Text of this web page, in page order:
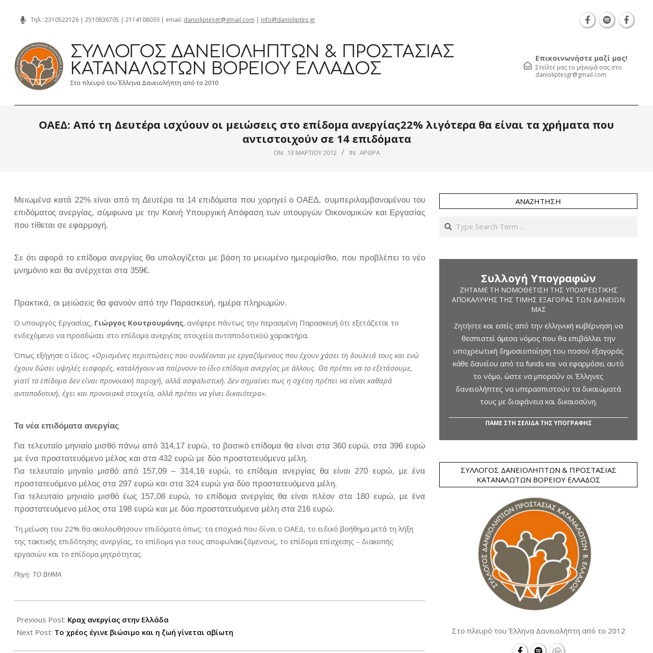
content
Τηλ.: 2310522126 | 2510836705 | 2114108039 | email: danioliptesgr@gmail.com | info@danioliptes.gr
ΣΎΛΛΟΓΟΣ ΔΑΝΕΙΟΛΗΠΤΏΝ & ΠΡΟΣΤΑΣΊΑΣ
ΚΑΤΑΝΑΛΩΤΏΝ ΒΟΡΕΊΟΥ ΕΛΛΆΔΟΣ
Στο πλευρό του Έλληνα Δανειολήπτη από το 2010
Επικοινωνήστε μαζί μας!
Στείλτε μας το μήνυμά σας στο
danioliptesgr@gmail.com
ΟΑΕΔ: Από τη Δευτέρα ισχύουν οι μειώσεις στο επίδομα ανεργίας22% λιγότερα θα είναι τα χρήματα που
αντιστοιχούν σε 14 επιδόματα
ON: 13 ΜΑΡΤΊΟΥ 2012 IN: ΆΡΘΡΑ
Μειωμένα κατά 22% είναι από τη Δευτέρα τα 14 επιδόματα που χορηγεί ο ΟΑΕΔ, συμπεριλαμβανομένου του
επιδόματος ανεργίας, σύμφωνα με την Κοινή Υπουργική Απόφαση των υπουργών Οικονομικών και Εργασίας
που τίθεται σε εφαρμογή.
Σε ότι αφορά το επίδομα ανεργίας θα υπολογίζεται με βάση το μειωμένο ημερομίσθιο, που προβλέπει το νέο
μνημόνιο και θα ανέρχεται στα 359€.
Πρακτικά, οι μειώσεις θα φανούν από την Παρασκευή, ημέρα πληρωμών.
Ο υπουργός Εργασίας, Γιώργος Κουτρουμάνης, ανέφερε πάντως την περασμένη Παρασκευή ότι εξετάζεται το
ενδεχόμενο να προσδώσει στο επίδομα ανεργίας στοιχεία ανταποδοτικού χαρακτήρα.
Όπως εξήγησε ο ίδιος: «Ορισμένες περιπτώσεις που συνδέονται με εργαζόμενους που έχουν χάσει τη δουλειά τους και ενώ
έχουν δώσει υψηλές εισφορές, καταλήγουν να παίρνουν το ίδιο επίδομα ανεργίας με άλλους. Θα πρέπει να το εξετάσουμε,
γιατί το επίδομα δεν είναι προνοιακή παροχή, αλλά ασφαλιστική. Δεν σημαίνει πως η σχέση πρέπει να είναι καθαρά
ανταποδοτική, έχει και προνοιακά στοιχεία, αλλά πρέπει να γίνει δικαιότερα».
Τα νέα επιδόματα ανεργίας
Για τελευταίο μηνιαίο μισθό πάνω από 314,17 ευρώ, το βασικό επίδομα θα είναι στα 360 ευρώ, στα 396 ευρώ
με ένα προστατευόμενο μέλος και στα 432 ευρώ με δύο προστατευόμενα μέλη.
Για τελευταίο μηναίο μισθό από 157,09 – 314,16 ευρώ, το επίδομα ανεργίας θα είναι 270 ευρώ, με ένα
προστατευόμενο μέλος στα 297 ευρώ και στα 324 ευρώ για δύο προστατευόμενα μέλη.
Για τελευταίο μηνιαίο μισθό έως 157,08 ευρώ, το επίδομα ανεργίας θα είναι πλέον στα 180 ευρώ, με ένα
προστατευόμενο μέλος στα 198 ευρώ και με δύο προστατευόμενα μέλη στα 216 ευρώ.
Τη μείωση του 22% θα ακολουθήσουν επιδόματα όπως: τα εποχικά που δίνει ο ΟΑΕΔ, το ειδικό βοήθημα μετά τη λήξη
της τακτικής επιδότησης ανεργίας, το επίδομα για τους αποφυλακιζόμενους, το επίδομα επίσχεσης – διακοπής
εργασιών και το επίδομα μητρότητας.
Πηγή: TO BHMA
03-
13
Previous Post: Κραχ ανεργίας στην Ελλάδα
Next Post: Το χρέος έγινε βιώσιμο και η ζωή γίνεται αβίωτη
ΑΝΑΖΉΤΗΣΗ
Search
Συλλογή Υπογραφών
ΖΗΤΆΜΕ ΤΗ ΝΟΜΟΘΈΤΙΣΗ ΤΗΣ ΥΠΟΧΡΕΩΤΙΚΉΣ
ΑΠΟΚΆΛΥΨΗΣ ΤΗΣ ΤΙΜΉΣ ΕΞΑΓΟΡΆΣ ΤΩΝ ΔΑΝΕΊΩΝ
ΜΑΣ
Ζητήστε και εσείς από την ελληνική κυβέρνηση να
θεσπιστεί άμεσα νόμος που θα επιβάλλει την
υποχρεωτική δημοσιοποίηση του ποσού εξαγοράς
κάθε δανείου από τα funds και να εφαρμόσει αυτό
το νόμο, ώστε να μπορούν οι Έλληνες
δανειολήπτες να υπερασπιστούν τα δικαιώματά
τους με διαφάνεια και δικαιοσύνη.
ΠΑΜΕ ΣΤΗ ΣΕΛΙΔΑ ΤΗΣ ΥΠΟΓΡΑΦΗΣ
ΣΎΛΛΟΓΟΣ ΔΑΝΕΙΟΛΗΠΤΏΝ & ΠΡΟΣΤΑΣΊΑΣ
ΚΑΤΑΝΑΛΩΤΏΝ ΒΟΡΕΊΟΥ ΕΛΛΆΔΟΣ
Στο πλευρό του Έλληνα Δανειολήπτη από το 2012